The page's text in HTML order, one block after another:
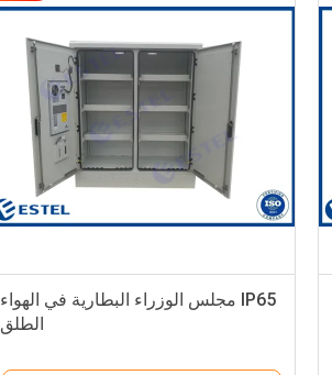
IP65 مجلس الوزراء البطارية في الهواء
الطلق